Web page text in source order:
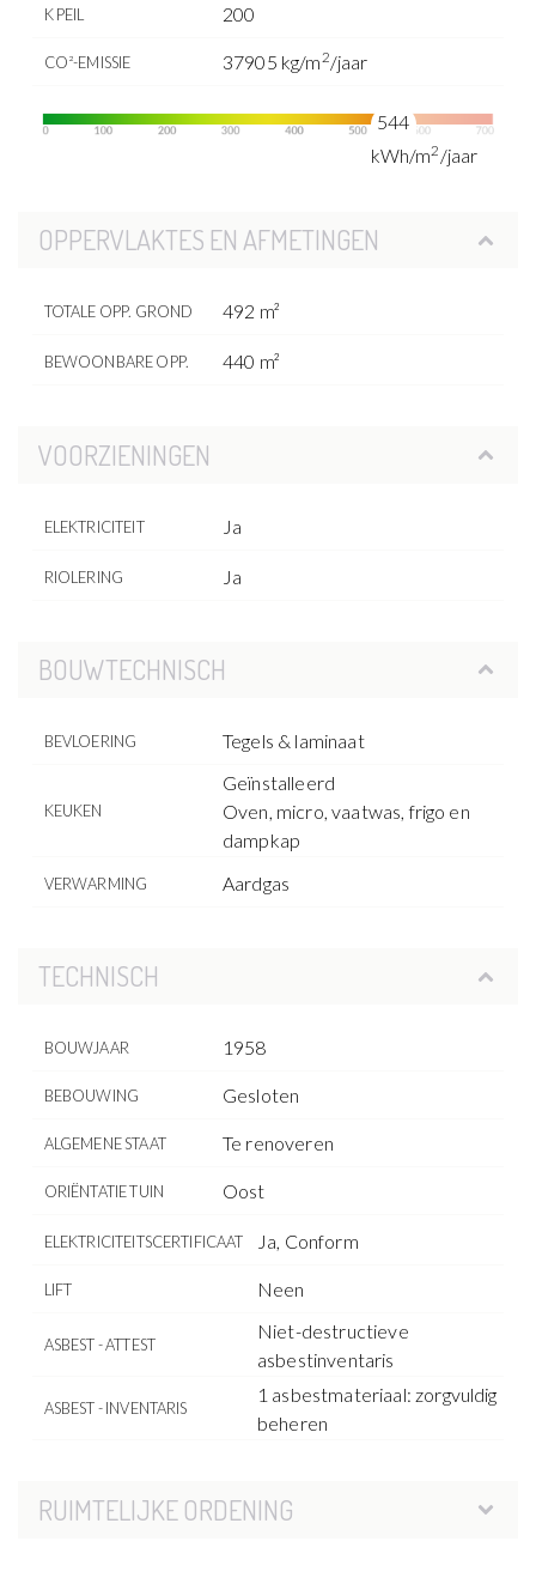
K PEIL 200
CO²-EMISSIE 37905 kg/m 2/jaar
544
kWh/m2 /jaar
OPPERVLAKTES EN AFMETINGEN
TOTALE OPP. GROND 492 m²
BEWOONBARE OPP. 440 m²
VOORZIENINGEN
ELEKTRICITEIT Ja
RIOLERING Ja
BOUWTECHNISCH
BEVLOERING Tegels & laminaat
KEUKEN
Geïnstalleerd
Oven, micro, vaatwas, frigo en
dampkap
VERWARMING Aardgas
TECHNISCH
BOUWJAAR 1958
BEBOUWING Gesloten
ALGEMENE STAAT Te renoveren
ORIËNTATIE TUIN Oost
ELEKTRICITEITSCERTIFICAAT Ja, Conform
LIFT Neen
ASBEST - ATTEST
Niet-destructieve
asbestinventaris
ASBEST - INVENTARIS
1 asbestmateriaal: zorgvuldig
beheren
RUIMTELIJKE ORDENING